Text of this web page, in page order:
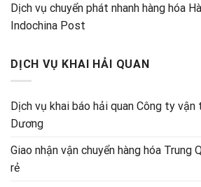
Dịch vụ chuyển phát nhanh hàng hóa
Indochina Post
DỊCH VỤ KHAI HẢI QUAN
Dịch vụ khai báo hải quan Công ty
Dương
Giao nhận vận chuyển hàng hóa Trung
rẻ